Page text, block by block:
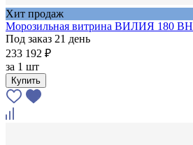
Хит продаж
Морозильная витрина ВИЛИЯ 180 ВН
Под заказ 21 день
233 192 ₽
за 1 шт
Купить